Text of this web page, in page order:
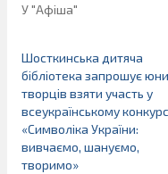
У "Афіша"
Шосткинська дитяча
бібліотека запрошує
творців взяти участь у
всеукраїнському
«Символіка України:
вивчаємо, шануємо,
творимо»